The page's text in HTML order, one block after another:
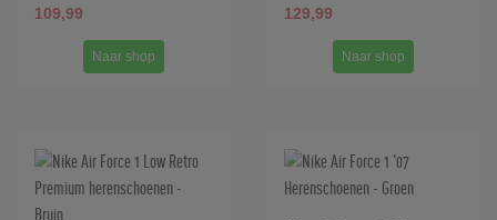
109,99
Naar shop
129,99
Naar shop